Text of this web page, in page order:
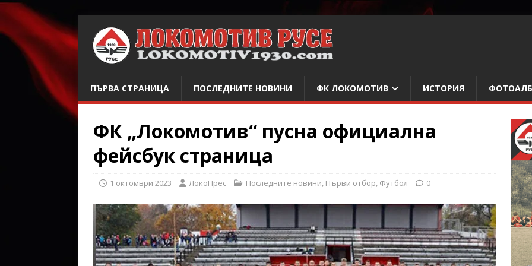
ПЪРВА СТРАНИЦА ПОСЛЕДНИТЕ НОВИНИ ФК ЛОКОМОТИВ ИСТОРИЯ
ФК „Локомотив“ пусна официална
фейсбук страница
1 октомври 2023 ЛокоПрес Последните новини, Първи отбор, Футбол 0